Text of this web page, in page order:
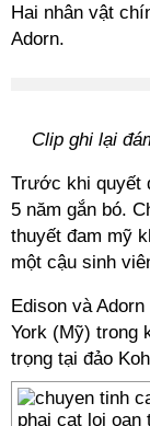
Hai nhân vật
Adorn.
Clip ghi lại
Trước khi quyết
5 năm gắn bó.
thuyết đam mỹ
một cậu sinh
Edison và
York (Mỹ) trong
trọng tại đảo